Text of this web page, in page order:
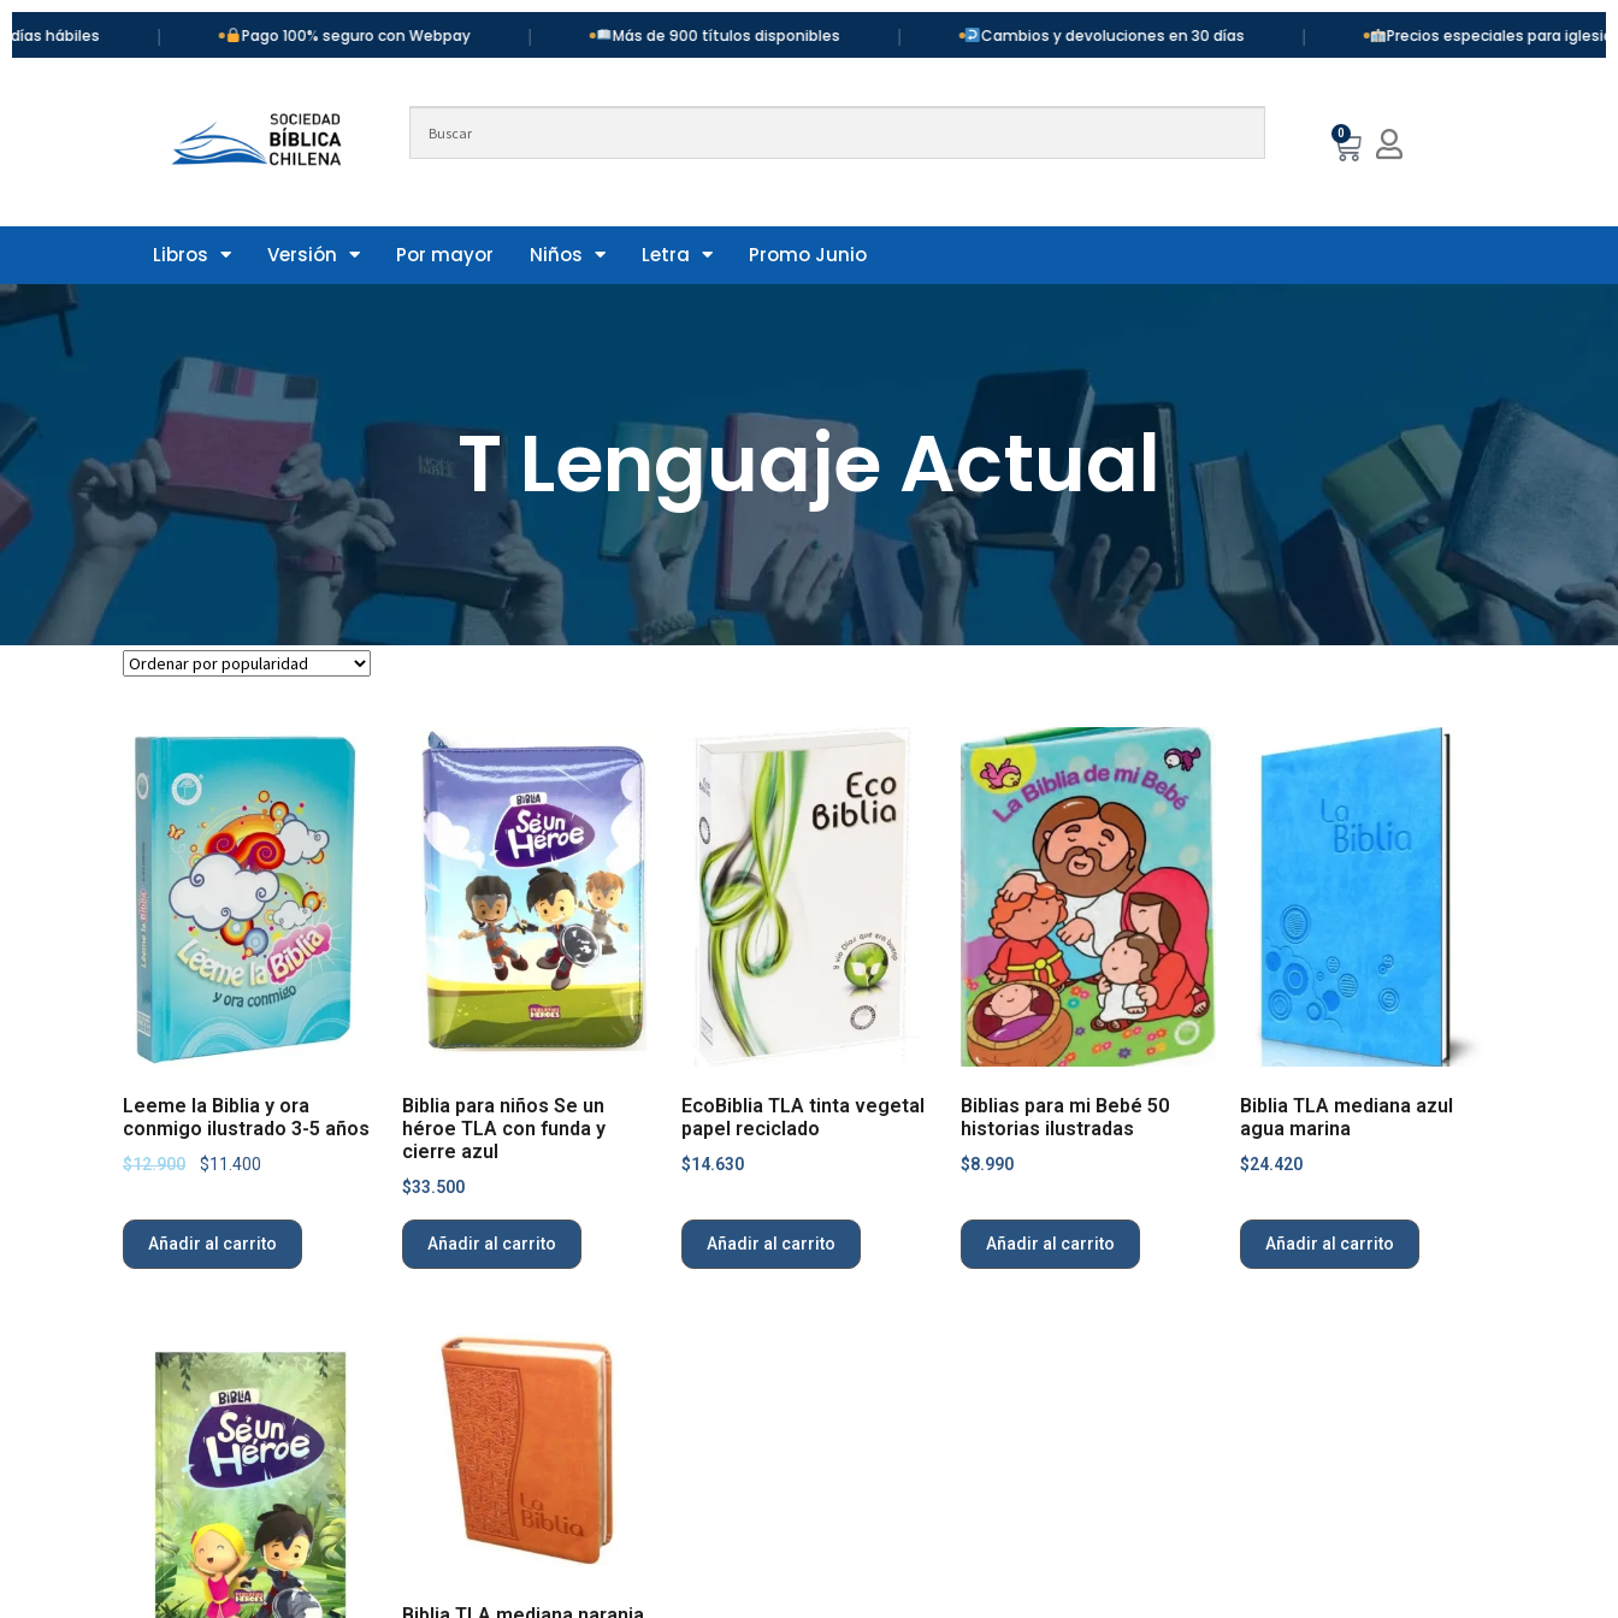
| Pago 100% seguro con Webpay | Más de 900 títulos disponibles | Cambios y devoluciones en 30 días | Precios especiales para iglesias y
0
Libros Versión Por mayor Niños Letra Promo Junio
T Lenguaje Actual
Leeme la Biblia y ora
conmigo ilustrado 3-5 años
$12.900 $11.400
Añadir al carrito
Biblia para niños Se un
héroe TLA con funda y
cierre azul
$33.500
Añadir al carrito
EcoBiblia TLA tinta vegetal
papel reciclado
$14.630
Añadir al carrito
Biblias para mi Bebé 50
historias ilustradas
$8.990
Añadir al carrito
Biblia TLA mediana azul
agua marina
$24.420
Añadir al carrito